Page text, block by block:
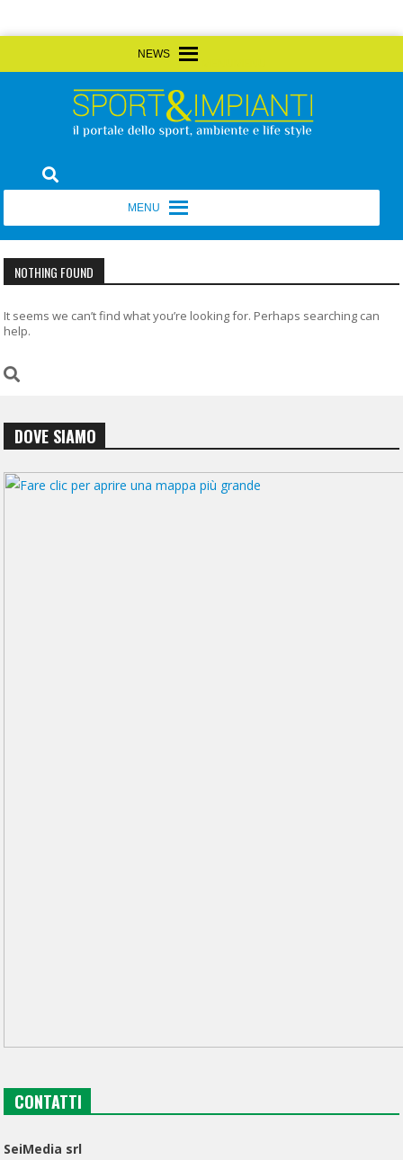
to
Sport&Impianti
NOTHING FOUND
It seems we can’t find what you’re looking for. Perhaps searching can
help.
DOVE SIAMO
CONTATTI
SeiMedia srl